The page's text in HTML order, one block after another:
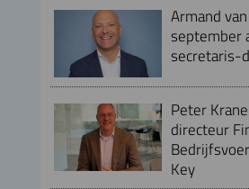
Armand
september
secretaris-
Peter
directeur
Key